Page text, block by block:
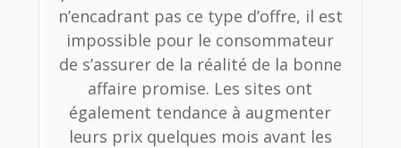
n’encadrant pas ce type d’offre, il est
impossible pour le consommateur
de s’assurer de la réalité de la bonne
affaire promise. Les sites ont
également tendance à augmenter
leurs prix quelques mois avant les